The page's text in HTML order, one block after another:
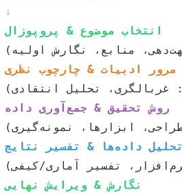
↓
انتخاب موضوع & پروپوزال
مرور ادبیات & چارچوب نظری
روش تحقیق & جمع‌آوری داده
تحلیل داده‌ها & تفسیر نتایج
نگارش & ویرایش نهایی